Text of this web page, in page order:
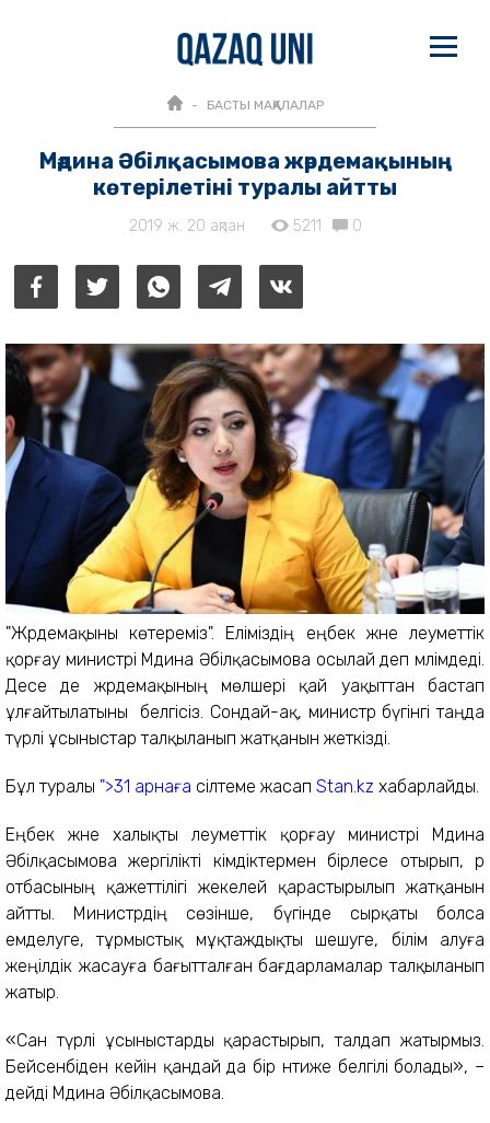
БАСТЫ МАҚАЛАЛАР
Мәдина Әбілқасымова жәрдемақының
көтерілетіні туралы айтты
2019 ж. 20 ақпан 5211 0
"Жәрдемақыны көтереміз". Еліміздің еңбек және әлеуметтік
қорғау министрі Мәдина Әбілқасымова осылай деп мәлімдеді.
Десе де жәрдемақының мөлшері қай уақыттан бастап
ұлғайтылатыны белгісіз. Сондай-ақ, министр бүгінгі таңда
түрлі ұсыныстар талқыланып жатқанын жеткізді.
Бұл туралы ">31 арнаға сілтеме жасап Stan.kz хабарлайды.
Еңбек және халықты әлеуметтік қорғау министрі Мәдина
Әбілқасымова жергілікті әкімдіктермен бірлесе отырып, әр
отбасының қажеттілігі жекелей қарастырылып жатқанын
айтты. Министрдің сөзінше, бүгінде сырқаты болса
емделуге, тұрмыстық мұқтаждықты шешуге, білім алуға
жеңілдік жасауға бағытталған бағдарламалар талқыланып
жатыр.
«Сан түрлі ұсыныстарды қарастырып, талдап жатырмыз.
Бейсенбіден кейін қандай да бір нәтиже белгілі болады», –
дейді Мәдина Әбілқасымова.